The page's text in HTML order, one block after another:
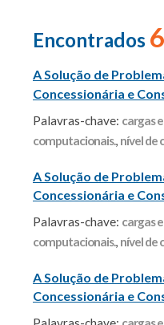
Encontrados
A Solução de
Concessionária e
Palavras-chave: cargas
computacionais., nível de
A Solução de
Concessionária e
Palavras-chave: cargas
computacionais., nível de
A Solução de
Concessionária e